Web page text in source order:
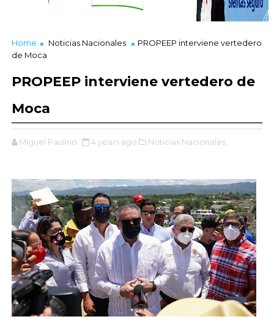
Home Noticias Nacionales
PROPEEP interviene vertedero
de Moca
PROPEEP interviene vertedero de
Moca
Miguel Paulino 4 years ago Noticias Nacionales,